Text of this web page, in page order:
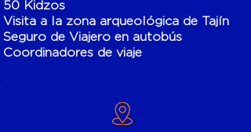
50 Kidzos
Visita a la zona arqueológica de Tajín
Seguro de Viajero en autobús
Coordinadores de viaje